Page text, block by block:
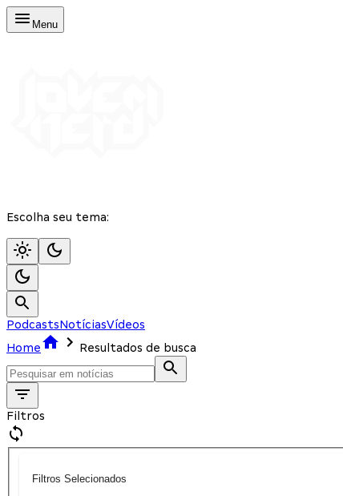
Menu
Escolha seu tema:
PodcastsNotíciasVídeos
Home
Resultados de busca
Filtros
Filtros Selecionados